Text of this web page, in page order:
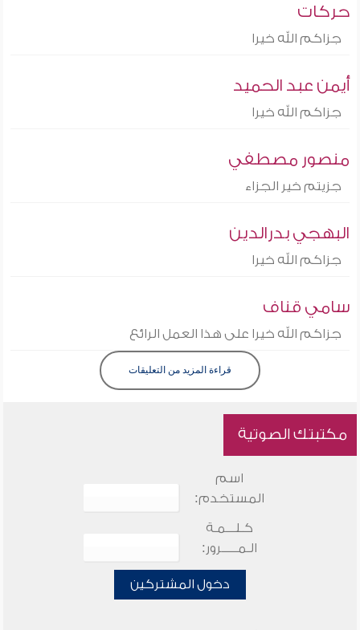
حركات
جزاكم الله خيرا
أيمن عبد الحميد
جزاكم الله خيرا
منصور مصطفي
جزيتم خير الجزاء
البهجي بدرالدين
جزاكم الله خيرا
سامي قناف
جزاكم الله خيرا على هذا العمل الرائع
قراءة المزيد من التعليقات
مكتبتك الصوتية
اسم
المستخدم:
كـلـــمـة
الـمـــــرور:
دخول المشتركين